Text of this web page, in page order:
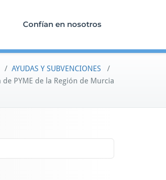
Confían en nosotros
/ AYUDAS Y SUBVENCIONES /
PYME de la Región de Murcia